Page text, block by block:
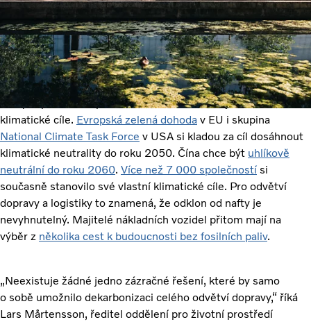
Celé odvětví přepravy musí postupně přestat používat naftu
a fosilní paliva. Pro mnoho podniků však zůstává otázkou,
které z rostoucího počtu alternativních paliv je pro ně
nejvhodnější – dnes i do budoucna.
Vlády i společnosti po celém světě si stanovují ambiciózní
klimatické cíle. Evropská zelená dohoda v EU i skupina
National Climate Task Force v USA si kladou za cíl dosáhnout
klimatické neutrality do roku 2050. Čína chce být uhlíkově
neutrální do roku 2060. Více než 7 000 společností si
současně stanovilo své vlastní klimatické cíle. Pro odvětví
dopravy a logistiky to znamená, že odklon od nafty je
nevyhnutelný. Majitelé nákladních vozidel přitom mají na
výběr z několika cest k budoucnosti bez fosilních paliv.
„Neexistuje žádné jedno zázračné řešení, které by samo
o sobě umožnilo dekarbonizaci celého odvětví dopravy,“ říká
Lars Mårtensson, ředitel oddělení pro životní prostředí